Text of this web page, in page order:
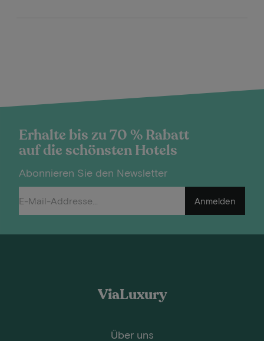
Erhalte bis zu 70 % Rabatt
auf die schönsten Hotels
Abonnieren Sie den Newsletter
Anmelden
ViaLuxury
Über uns